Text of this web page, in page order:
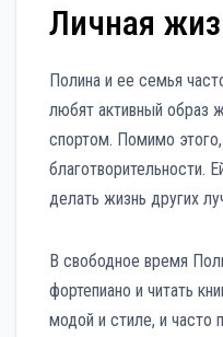
Личная
Полина и ее семья
любят активный образ
спортом. Помимо этого,
благотворительности.
делать жизнь других
В свободное время
фортепиано и читать
модой и стиле, и